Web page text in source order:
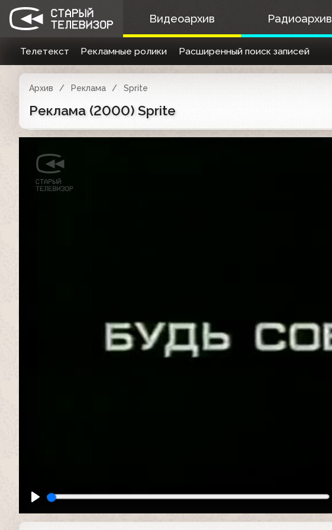
Видеоархив Радиоархив
Телетекст Рекламные ролики Расширенный поиск записей
Архив Реклама Sprite
Реклама (2000) Sprite